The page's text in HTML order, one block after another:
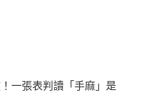
一張表判讀「手麻」是